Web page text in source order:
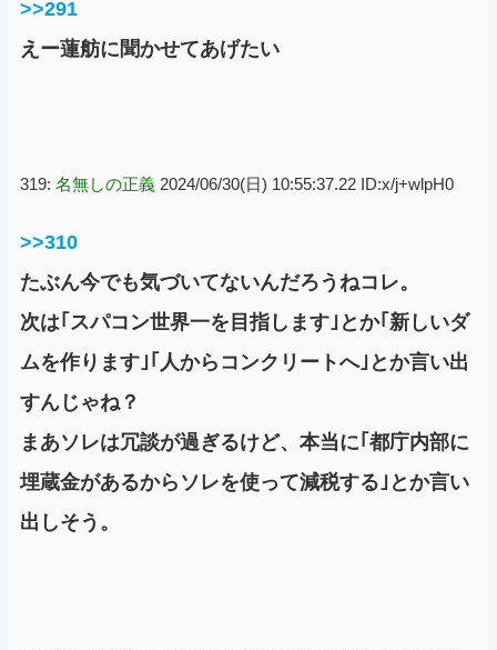
>>291
えー蓮舫に聞かせてあげたい
319: 名無しの正義 2024/06/30(日) 10:55:37.22 ID:x/j+wlpH0
>>310
たぶん今でも気づいてないんだろうねコレ。
次は｢スパコン世界一を目指します｣とか｢新しいダ
ムを作ります｣｢人からコンクリートへ｣とか言い出
すんじゃね？
まあソレは冗談が過ぎるけど、本当に｢都庁内部に
埋蔵金があるからソレを使って減税する｣とか言い
出しそう。